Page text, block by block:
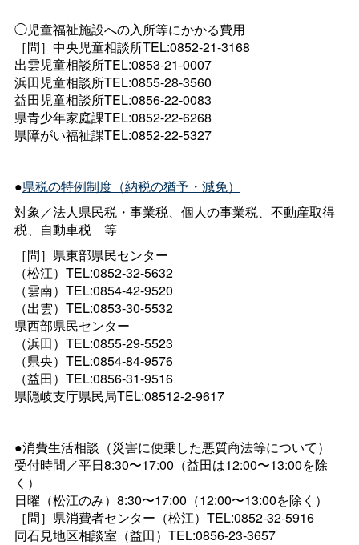
◯児童福祉施設への入所等にかかる費用
［問］中央児童相談所TEL:0852-21-3168
出雲児童相談所TEL:0853-21-0007
浜田児童相談所TEL:0855-28-3560
益田児童相談所TEL:0856-22-0083
県青少年家庭課TEL:0852-22-6268
県障がい福祉課TEL:0852-22-5327
●県税の特例制度（納税の猶予・減免）
対象／法人県民税・事業税、個人の事業税、不動産取得
税、自動車税 等
［問］県東部県民センター
（松江）TEL:0852-32-5632
（雲南）TEL:0854-42-9520
（出雲）TEL:0853-30-5532
県西部県民センター
（浜田）TEL:0855-29-5523
（県央）TEL:0854-84-9576
（益田）TEL:0856-31-9516
県隠岐支庁県民局TEL:08512-2-9617
●消費生活相談（災害に便乗した悪質商法等について）
受付時間／平日8:30〜17:00（益田は12:00〜13:00を除
く）
日曜（松江のみ）8:30〜17:00（12:00〜13:00を除く）
［問］県消費者センター（松江）TEL:0852-32-5916
同石見地区相談室（益田）TEL:0856-23-3657